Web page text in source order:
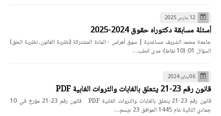
12 مارس 2025
أسئلة مسابقة دكتوراه حقوق 2024-2025
جامعة محمد الشريف مساعدية | سوق أهراس - المادة المشتركة (نظرية القانون، نظرية الحق)
السؤال 01: (10 نقاط): مدى انطب…
06 يناير 2024
قانون رقم 23-21 يتعلق بالغابات والثروات الغابية PDF
قانون رقم 23-21 يتعلق بالغابات والثروات الغابية PDF قانون رقم 23-21 مؤرخ في 10
جمادي الثانية عام 1445 الموافق 23 ديسم…